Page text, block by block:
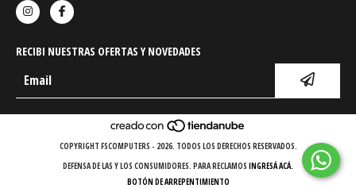
RECIBI NUESTRAS OFERTAS Y NOVEDADES
COPYRIGHT FSCOMPUTERS - 2026. TODOS LOS DERECHOS RESERVADOS.
DEFENSA DE LAS Y LOS CONSUMIDORES. PARA RECLAMOS INGRESÁ ACÁ.
BOTÓN DE ARREPENTIMIENTO